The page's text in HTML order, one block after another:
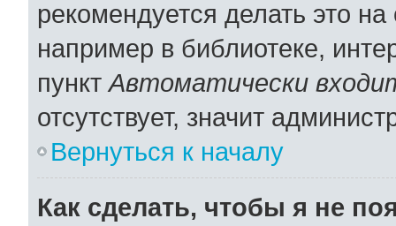
рекомендуется делать это
например в библиотеке,
пунктАвтоматически
отсутствует, значит
Вернуться к началу
Как сделать, чтобы я не